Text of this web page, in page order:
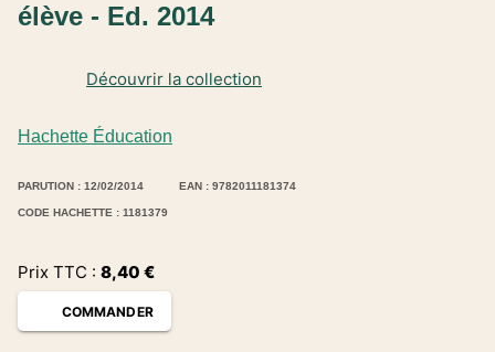
Hachette Éducation
Découvrir la collection
élève - Ed. 2014
PARUTION : 12/02/2014 EAN : 9782011181374
CODE HACHETTE : 1181379
Prix TTC : 8,40 €
COMMANDER